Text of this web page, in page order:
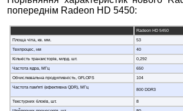
попереднім Radeon HD 5450:
Radeon HD 5450
Площа чіпа, кв. мм.
53
Техпроцес, нм
40
Кількість транзисторів, млрд. шт.
0,292
Частота ядра, МГц
650
Обчислювальна продуктивність, GFLOPS
104
Частота пам'яті (ефективна QDR), МГц
800 DDR3
Текстурних блоків, шт.
8